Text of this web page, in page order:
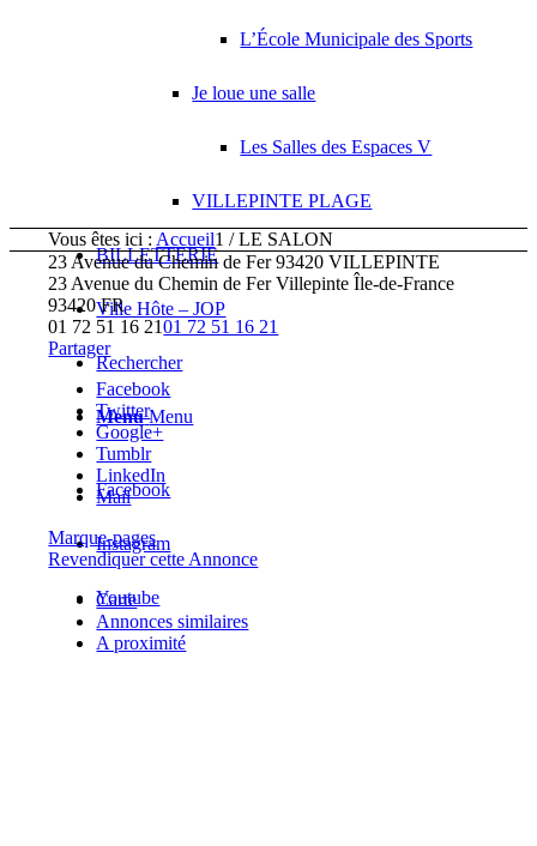
L’École Municipale des Sports
Je loue une salle
Les Salles des Espaces V
VILLEPINTE PLAGE
BILLETTERIE
Ville Hôte – JOP
Rechercher
Menu Menu
Facebook
Instagram
Youtube
Vous êtes ici : Accueil1 / LE SALON
23 Avenue du Chemin de Fer 93420 VILLEPINTE
23 Avenue du Chemin de Fer Villepinte Île-de-France
93420 FR
01 72 51 16 2101 72 51 16 21
Partager
Facebook
Twitter
Google+
Tumblr
LinkedIn
Mail
Marque-pages
Revendiquer cette Annonce
Carte
Annonces similaires
A proximité